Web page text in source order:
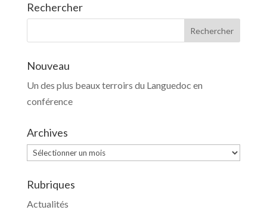
Rechercher
Nouveau
Un des plus beaux terroirs du Languedoc en
conférence
Archives
Archives
Rubriques
Actualités